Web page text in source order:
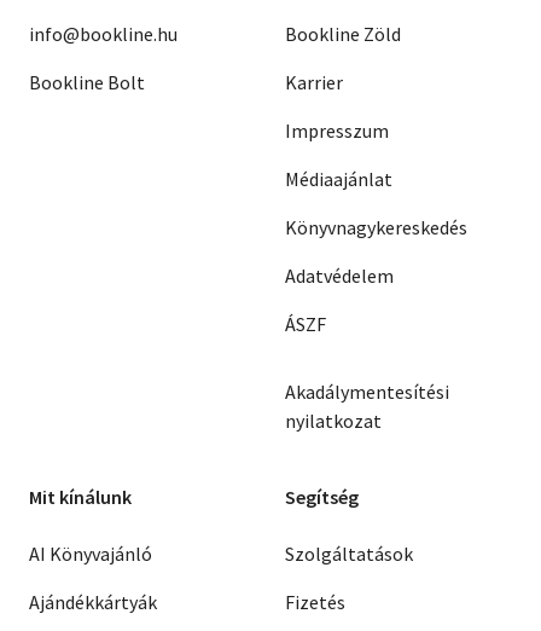
info@bookline.hu
Bookline Bolt
Bookline Zöld
Karrier
Impresszum
Médiaajánlat
Könyvnagykereskedés
Adatvédelem
ÁSZF
Akadálymentesítési
nyilatkozat
Mit kínálunk
AI Könyvajánló
Ajándékkártyák
Segítség
Szolgáltatások
Fizetés